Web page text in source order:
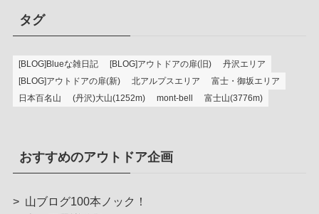
タグ
[BLOG]Blueな雑日記 [BLOG]アウトドアの扉(旧)
丹沢エリア
[BLOG]アウトドアの扉(新)
北アルプスエリア
富士・御坂エリア
日本百名山
(丹沢)大山(1252m) mont-bell 富士山(3776m)
おすすめのアウトドア企画
> 山ブログ100本ノック！